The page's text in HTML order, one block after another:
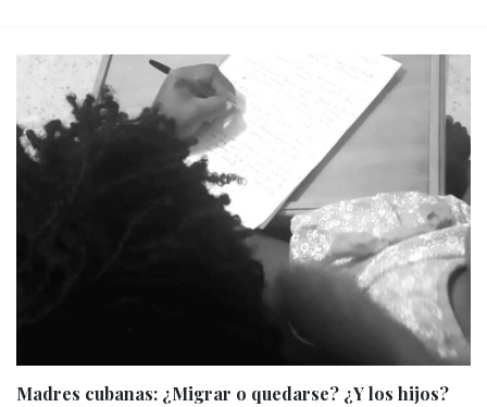
Madres cubanas: ¿Migrar o quedarse? ¿Y los hijos?